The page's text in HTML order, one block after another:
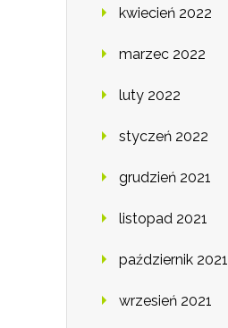
kwiecień 2022
marzec 2022
luty 2022
styczeń 2022
grudzień 2021
listopad 2021
październik 2021
wrzesień 2021